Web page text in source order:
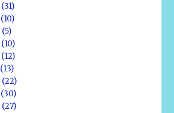
(31)
(10)
(5)
(10)
(12)
(13)
(22)
(30)
(27)